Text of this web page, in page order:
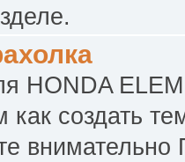
HONDA
как создать